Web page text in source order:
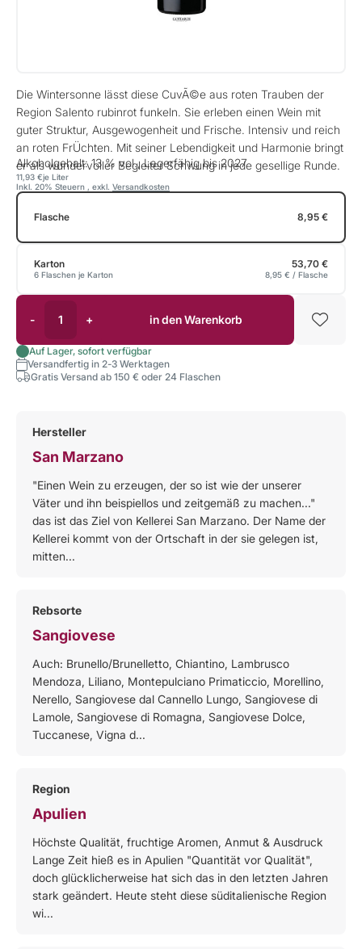
Die Wintersonne lässt diese CuvÃ©e aus roten Trauben der
Region Salento rubinrot funkeln. Sie erleben einen Wein mit
guter Struktur, Ausgewogenheit und Frische. Intensiv und reich
an roten FrÜchten. Mit seiner Lebendigkeit und Harmonie bringt
er als wundervoller Begleiter Schwung in jede gesellige Runde.
Alkoholgehalt: 13 % vol., Lagerfähig bis 2027
je Liter
11,93 €
Inkl. 20% Steuern , exkl. Versandkosten
Flasche 8,95 €
Karton 53,70 €
6 Flaschen je Karton 8,95 € / Flasche
- + in den Warenkorb
Auf Lager, sofort verfügbar
Versandfertig in 2-3 Werktagen
Gratis Versand ab 150 € oder 24 Flaschen
Hersteller
San Marzano
"Einen Wein zu erzeugen, der so ist wie der unserer
Väter und ihn beispiellos und zeitgemäß zu machen..."
das ist das Ziel von Kellerei San Marzano. Der Name der
Kellerei kommt von der Ortschaft in der sie gelegen ist,
mitten...
Rebsorte
Sangiovese
Auch: Brunello/Brunelletto, Chiantino, Lambrusco
Mendoza, Liliano, Montepulciano Primaticcio, Morellino,
Nerello, Sangiovese dal Cannello Lungo, Sangiovese di
Lamole, Sangiovese di Romagna, Sangiovese Dolce,
Tuccanese, Vigna d...
Region
Apulien
Höchste Qualität, fruchtige Aromen, Anmut & Ausdruck
Lange Zeit hieß es in Apulien "Quantität vor Qualität",
doch glücklicherweise hat sich das in den letzten Jahren
stark geändert. Heute steht diese süditalienische Region
wi...